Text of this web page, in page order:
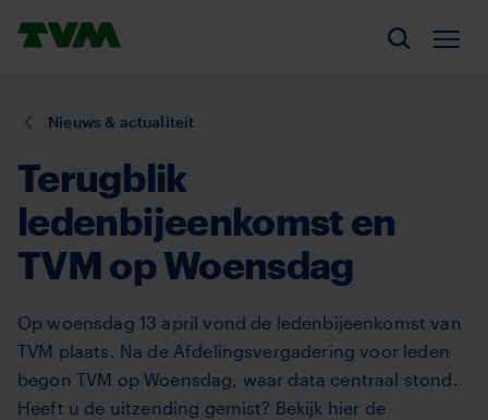
inhoud
Zoeken
U
hier:
Nieuws & actualiteit
Terugblik
ledenbijeenkomst en
TVM op Woensdag
Op woensdag 13 april vond de ledenbijeenkomst van
TVM plaats. Na de Afdelingsvergadering voor leden
begon TVM op Woensdag, waar data centraal stond.
Heeft u de uitzending gemist? Bekijk hier de